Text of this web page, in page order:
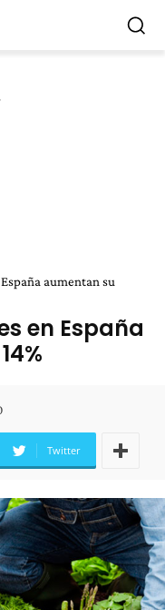
aumentan su
en España
Twitter